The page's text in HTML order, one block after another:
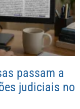
passam a
judiciais no